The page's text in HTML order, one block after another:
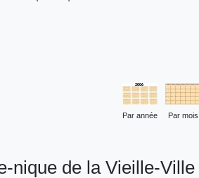
Par année Par mois
nique de la Vieille-Ville